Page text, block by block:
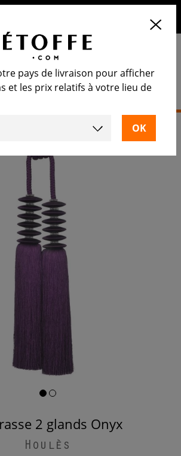
2 glands Onyx
Houlès
pays de livraison pour afficher
et les prix relatifs à votre lieu de